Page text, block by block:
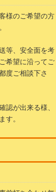
様のご希望の方
等、安全面を考
希望に沿ってご
度ご相談下さ
認が出来る様、
す。